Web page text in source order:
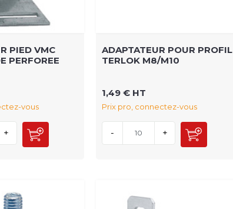
PIED VMC
PERFOREE
vous
+
ADAPTATEUR POUR PROFIL
TERLOK M8/M10
1,49 € HT
Prix pro, connectez-vous
- +